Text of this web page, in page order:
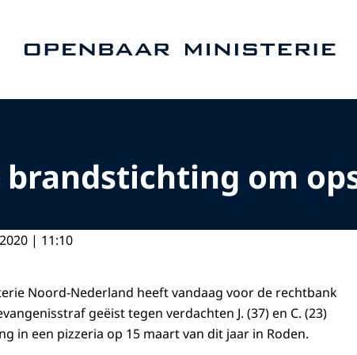
brandstichting om
| 11:10
Noord-Nederland heeft vandaag voor de rechtbank
geëist tegen verdachten J. (37) en C. (23)
in een pizzeria op 15 maart van dit jaar in Roden.